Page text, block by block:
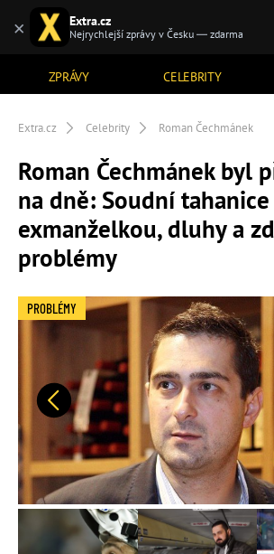
ZPRÁVY CELEBRITY
Extra.cz Celebrity Roman Čechmánek
Roman Čechmánek byl
na dně: Soudní tahanice
exmanželkou, dluhy a
problémy
Předchozí
PROBLÉMY
× Extra.cz
Nejrychlejší zprávy v Česku — zdarma